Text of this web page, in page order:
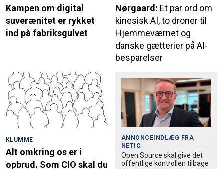
Kampen om digital
suverænitet er rykket
ind på fabriksgulvet
Nørgaard: Et par ord om
kinesisk AI, to droner til
Hjemmeværnet og
danske gætterier på AI-
besparelser
KLUMME
Alt omkring os er i
opbrud. Som CIO skal du
ANNONCEINDLÆG FRA
NETIC
Open Source skal give det
offentlige kontrollen tilbage